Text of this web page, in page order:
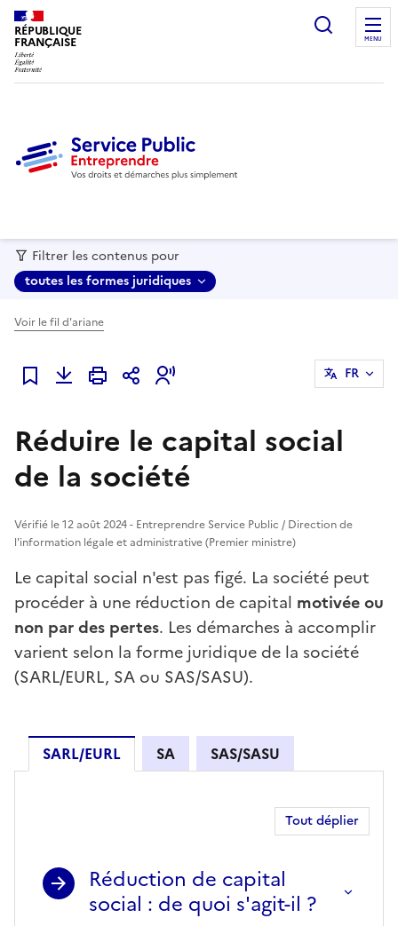
RÉPUBLIQUE
FRANÇAISE MENU
Filtrer les contenus pour
toutes les formes juridiques
Voir le fil d'ariane
Ajouter à mes favoris
FR
Réduire le capital social
de la société
Vérifié le 12 août 2024 - Entreprendre Service Public / Direction de
l'information légale et administrative (Premier ministre)
Le capital social n'est pas figé. La société peut
procéder à une réduction de capital motivée ou
non par des pertes. Les démarches à accomplir
varient selon la forme juridique de la société
(SARL/EURL, SA ou SAS/SASU).
SARL/EURL SA SAS/SASU
Tout déplier
Réduction de capital
social : de quoi s'agit-il ?